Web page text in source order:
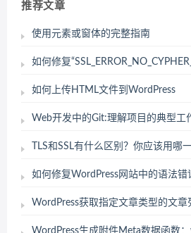
推荐文章
使用元素或窗体的完整指南
如何修复
如何上传HTML文件到WordPress
Web开发中的Git:理解项目的典型工
TLS和SSL有什么区别？你应该用哪一
如何修复WordPress网站中的语法错
WordPress获取指定文章类型的文章列表链接